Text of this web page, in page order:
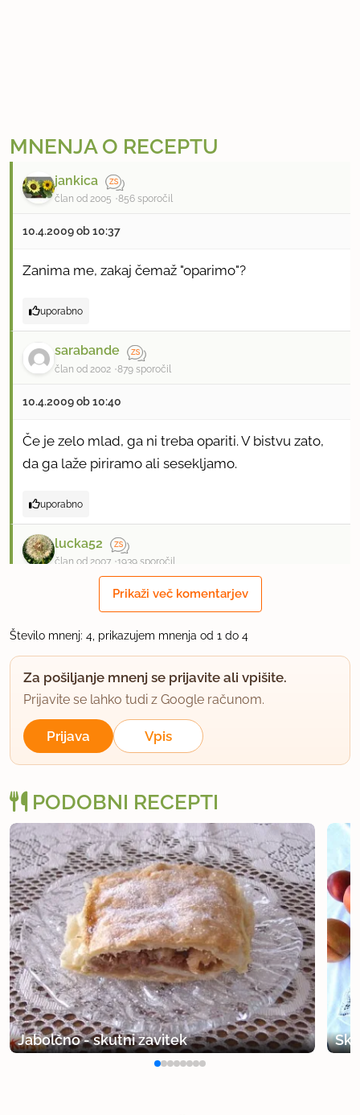
MNENJA O RECEPTU
jankica
član od 2005 856 sporočil
10.4.2009 ob 10:37
Zanima me, zakaj čemaž "oparimo"?
uporabno
sarabande
član od 2002 879 sporočil
10.4.2009 ob 10:40
Če je zelo mlad, ga ni treba opariti. V bistvu zato,
da ga laže piriramo ali sesekljamo.
uporabno
lucka52
član od 2007 1939 sporočil
Odlicen zavitek! Sploh pa narejen iz domacega
testa, v katerem je se malo masla...
uporabno
Lilka
član od 2002 12 sporočil
Naredili ta vikend - naravnost fantastično. Testo
sem naredila iz polnozrnate pirine moke. Res
dobra kombinacija.
uporabno
Prikaži več komentarjev
Število mnenj: 4, prikazujem mnenja od 1 do 4
Za pošiljanje mnenj se prijavite ali vpišite.
Prijavite se lahko tudi z Google računom.
Prijava Vpis
PODOBNI RECEPTI
Jabolčno - skutni zavitek